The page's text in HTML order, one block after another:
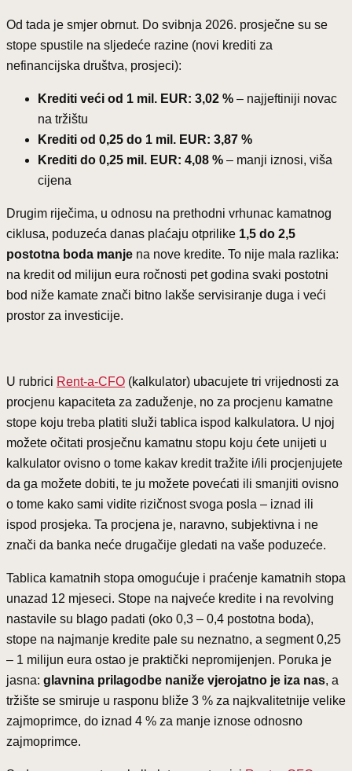
Od tada je smjer obrnut. Do svibnja 2026. prosječne su se
stope spustile na sljedeće razine (novi krediti za
nefinancijska društva, prosjeci):
Krediti veći od 1 mil. EUR: 3,02 % – najjeftiniji novac
na tržištu
Krediti od 0,25 do 1 mil. EUR: 3,87 %
Krediti do 0,25 mil. EUR: 4,08 % – manji iznosi, viša
cijena
Drugim riječima, u odnosu na prethodni vrhunac kamatnog
ciklusa, poduzeća danas plaćaju otprilike 1,5 do 2,5
postotna boda manje na nove kredite. To nije mala razlika:
na kredit od milijun eura ročnosti pet godina svaki postotni
bod niže kamate znači bitno lakše servisiranje duga i veći
prostor za investicije.
U rubrici Rent-a-CFO (kalkulator) ubacujete tri vrijednosti za
procjenu kapaciteta za zaduženje, no za procjenu kamatne
stope koju treba platiti služi tablica ispod kalkulatora. U njoj
možete očitati prosječnu kamatnu stopu koju ćete unijeti u
kalkulator ovisno o tome kakav kredit tražite i/ili procjenjujete
da ga možete dobiti, te ju možete povećati ili smanjiti ovisno
o tome kako sami vidite rizičnost svoga posla – iznad ili
ispod prosjeka. Ta procjena je, naravno, subjektivna i ne
znači da banka neće drugačije gledati na vaše poduzeće.
Tablica kamatnih stopa omogućuje i praćenje kamatnih stopa
unazad 12 mjeseci. Stope na najveće kredite i na revolving
nastavile su blago padati (oko 0,3 – 0,4 postotna boda),
stope na najmanje kredite pale su neznatno, a segment 0,25
– 1 milijun eura ostao je praktički nepromijenjen. Poruka je
jasna: glavnina prilagodbe naniže vjerojatno je iza nas, a
tržište se smiruje u rasponu bliže 3 % za najkvalitetnije velike
zajmoprimce, do iznad 4 % za manje iznose odnosno
zajmoprimce.